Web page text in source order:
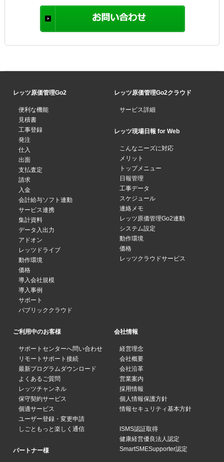
レッツ原価管理Go2
便利な機能
見積書
工事登録
発注
仕入
出面
支払査定
請求
入金
会計給与ソフト連動
サービス連携
集計資料
データ入出力
アドオン
レッツドライブ
動作環境
価格
導入会社規模
導入事例
サポート
パブリッククラウド
レッツ原価管理Go2クラウド
サービス詳細
レッツ現場日報 for Web
こんなニーズに対応
メリット
トップメニュー
日報管理
工事データ
スケジュール
連絡メモ
レッツ原価管理Go2連動
システム設定
動作環境
価格
レッツクラウドサービス
ご利用中のお客様
サポートセンターへ問い合わせ
リモートサポート接続
最新プログラムダウンロード
よくあるご質問
レッツチャンネル
保守契約サービス
個適サービス
ユーザー登録・変更申請
しごともっと楽しく通信
パートナー様
会社情報
経営理念
会社概要
会社沿革
営業案内
採用情報
個人情報保護方針
情報セキュリティ基本方針
ISMS認証取得
健康経営優良法人認定
SmartSMESupporter認定